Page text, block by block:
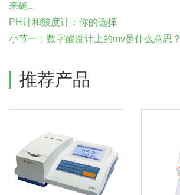
来确...
PH计和酸度计：你的选择
小节一：数字酸度计上的mv是什么意思？
推荐产品